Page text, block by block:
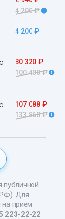
4 200 ₽
4 200 ₽
80 320 ₽
100 400 ₽
107 088 ₽
133 860 ₽
публичной
Для
на прием
223-22-22